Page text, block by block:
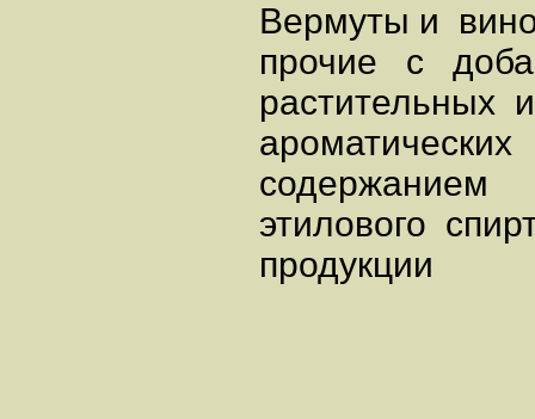
Вермуты и
прочие с
растительных
содержанием
этилового